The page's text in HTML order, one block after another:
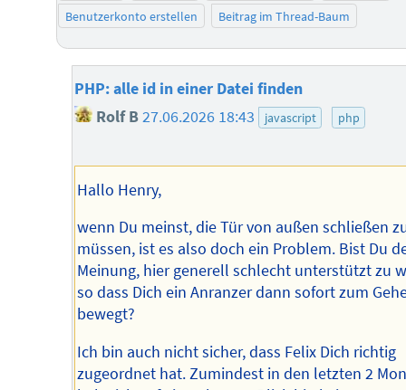
Benutzerkonto erstellen
Beitrag im Thread-Baum
PHP: alle id in einer Datei finden
Rolf B27.06.2026 18:43 javascript php
Hallo Henry,
wenn Du meinst, die Tür von außen schließen
müssen, ist es also doch ein Problem. Bist Du
Meinung, hier generell schlecht unterstützt zu
so dass Dich ein Anranzer dann sofort zum
bewegt?
Ich bin auch nicht sicher, dass Felix Dich richtig
zugeordnet hat. Zumindest in den letzten 2